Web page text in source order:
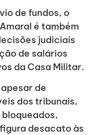
de fundos, o
é também
judiciais
de salários
da Casa Militar.
de
dos tribunais,
desacato às